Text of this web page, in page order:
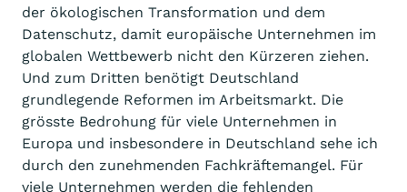
der ökologischen Transformation und dem
Datenschutz, damit europäische Unternehmen im
globalen Wettbewerb nicht den Kürzeren ziehen.
Und zum Dritten benötigt Deutschland
grundlegende Reformen im Arbeitsmarkt. Die
grösste Bedrohung für viele Unternehmen in
Europa und insbesondere in Deutschland sehe ich
durch den zunehmenden Fachkräftemangel. Für
viele Unternehmen werden die fehlenden